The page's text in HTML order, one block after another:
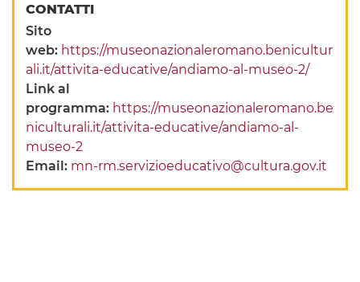
CONTATTI
Sito
web: https://museonazionaleromano.benicultur
ali.it/attivita-educative/andiamo-al-museo-2/
Link al
programma: https://museonazionaleromano.be
niculturali.it/attivita-educative/andiamo-al-
museo-2
Email: mn-rm.servizioeducativo@cultura.gov.it